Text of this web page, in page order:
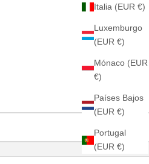
Italia (EUR €)
Luxemburgo
(EUR €)
Mónaco (EUR
€)
Países Bajos
(EUR €)
Portugal
(EUR €)